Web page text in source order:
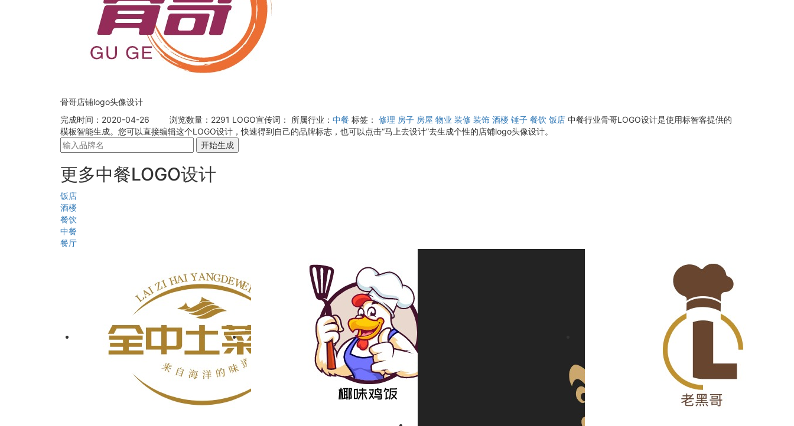
骨哥店铺logo头像设计
完成时间：2020-04-26
浏览数量：2291 LOGO宣传词： 所属行业： 中餐 标签： 修理 房子 房屋 物业 装修 装饰 酒楼 锤子 餐饮 饭店 中餐行业骨哥LOGO设计是使用标智客提供的
模板智能生成。您可以直接编辑这个LOGO设计，快速得到自己的品牌标志，也可以点击“马上去设计”去生成个性的店铺logo头像设计。
开始生成
更多中餐LOGO设计
饭店
酒楼
餐饮
中餐
餐厅